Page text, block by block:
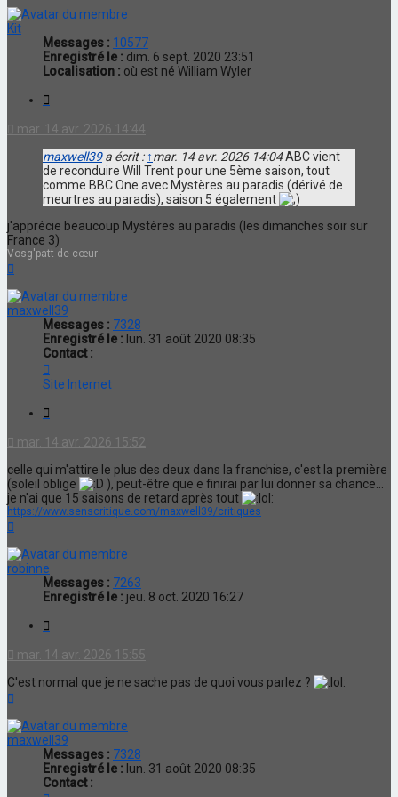
Kit
Messages : 10577
Enregistré le : dim. 6 sept. 2020 23:51
Localisation : où est né William Wyler
mar. 14 avr. 2026 14:44
maxwell39a écrit : ↑mar. 14 avr. 2026 14:04ABC vient
de reconduire Will Trent pour une 5ème saison, tout
comme BBC One avec Mystères au paradis (dérivé de
meurtres au paradis), saison 5 également
j'apprécie beaucoup Mystères au paradis (les dimanches soir sur
France 3)
Vosg'patt de cœur
maxwell39
Messages : 7328
Enregistré le : lun. 31 août 2020 08:35
Contact :
maxwell39
Site Internet
mar. 14 avr. 2026 15:52
celle qui m'attire le plus des deux dans la franchise, c'est la première
(soleil oblige
), peut-être que e finirai par lui donner sa chance...
je n'ai que 15 saisons de retard après tout
https://www.senscritique.com/maxwell39/critiques
robinne
Messages : 7263
Enregistré le : jeu. 8 oct. 2020 16:27
mar. 14 avr. 2026 15:55
C'est normal que je ne sache pas de quoi vous parlez ?
maxwell39
Messages : 7328
Enregistré le : lun. 31 août 2020 08:35
Contact :